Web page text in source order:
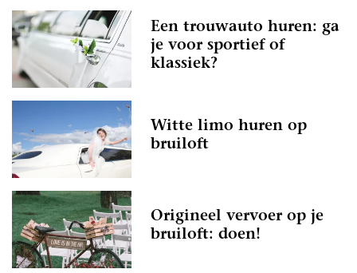
Een trouwauto huren: ga
je voor sportief of
klassiek?
Witte limo huren op
bruiloft
Origineel vervoer op je
bruiloft: doen!